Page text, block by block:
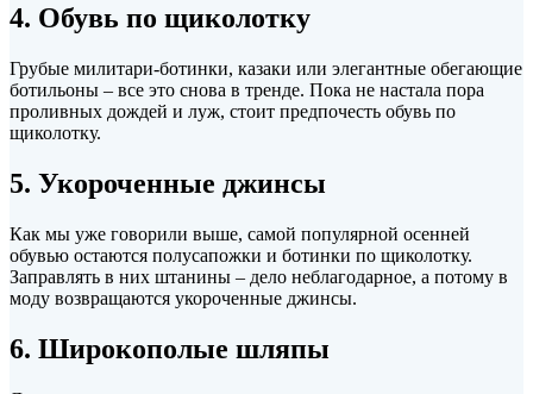
4. Обувь по щиколотку
Грубые милитари-ботинки, казаки или элегантные обегающие
ботильоны – все это снова в тренде. Пока не настала пора
проливных дождей и луж, стоит предпочесть обувь по
щиколотку.
5. Укороченные джинсы
Как мы уже говорили выше, самой популярной осенней
обувью остаются полусапожки и ботинки по щиколотку.
Заправлять в них штанины – дело неблагодарное, а потому в
моду возвращаются укороченные джинсы.
6. Широкополые шляпы